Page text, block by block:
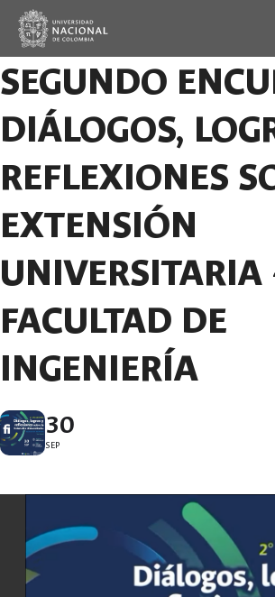
content
SEGUNDO
DIÁLOGOS,
REFLEXIONES
EXTENSIÓN
UNIVERSITARIA
FACULTAD DE
INGENIERÍA
30
SEP